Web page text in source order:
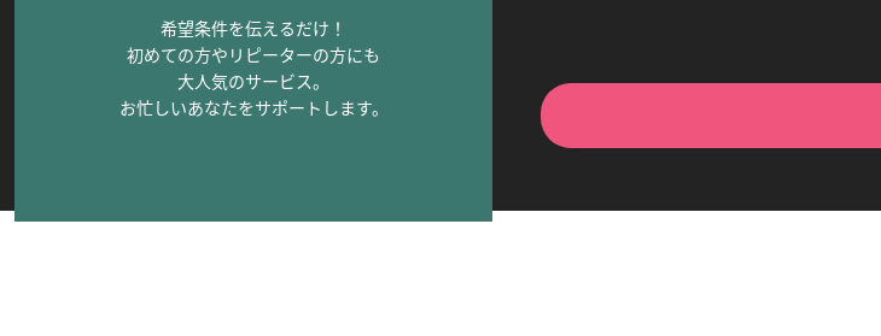
希望条件を伝えるだけ！
初めての方やリピーターの方にも
大人気のサービス。
お忙しいあなたをサポートします。